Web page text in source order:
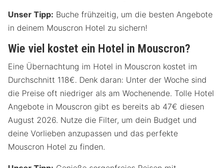
Unser Tipp: Buche frühzeitig, um die besten Angebote
in deinem Mouscron Hotel zu sichern!
Wie viel kostet ein Hotel in Mouscron?
Eine Übernachtung im Hotel in Mouscron kostet im
Durchschnitt 118€. Denk daran: Unter der Woche sind
die Preise oft niedriger als am Wochenende. Tolle Hotel
Angebote in Mouscron gibt es bereits ab 47€ diesen
August 2026. Nutze die Filter, um dein Budget und
deine Vorlieben anzupassen und das perfekte
Mouscron Hotel zu finden.